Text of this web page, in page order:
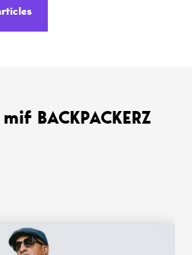
BACKPACKERZ
MORE ?